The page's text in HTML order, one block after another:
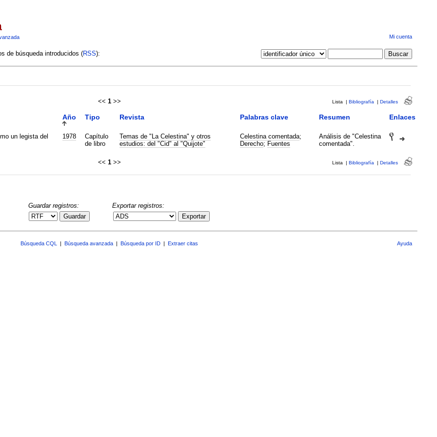
Mi cuenta
de búsqueda introducidos (RSS):
<< 1 >> Lista | Bibliografía | Detalles
Año Tipo Revista Palabras clave Resumen Enlaces
un legista del
1978
Capítulo
de libro
Temas de "La Celestina" y otros
estudios: del "Cid" al "Quijote"
Celestina comentada;
Derecho; Fuentes
Análisis de "Celestina
comentada".
<< 1 >> Lista | Bibliografía | Detalles
Guardar registros:
Guardar
Exportar registros:
Exportar
Búsqueda CQL Búsqueda avanzada Búsqueda por ID Extraer citas Ayuda